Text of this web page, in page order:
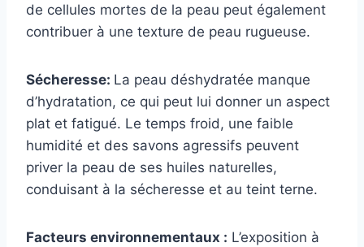
de cellules mortes de la peau peut également
contribuer à une texture de peau rugueuse.
Sécheresse: La peau déshydratée manque
d’hydratation, ce qui peut lui donner un aspect
plat et fatigué. Le temps froid, une faible
humidité et des savons agressifs peuvent
priver la peau de ses huiles naturelles,
conduisant à la sécheresse et au teint terne.
Facteurs environnementaux : L’exposition à